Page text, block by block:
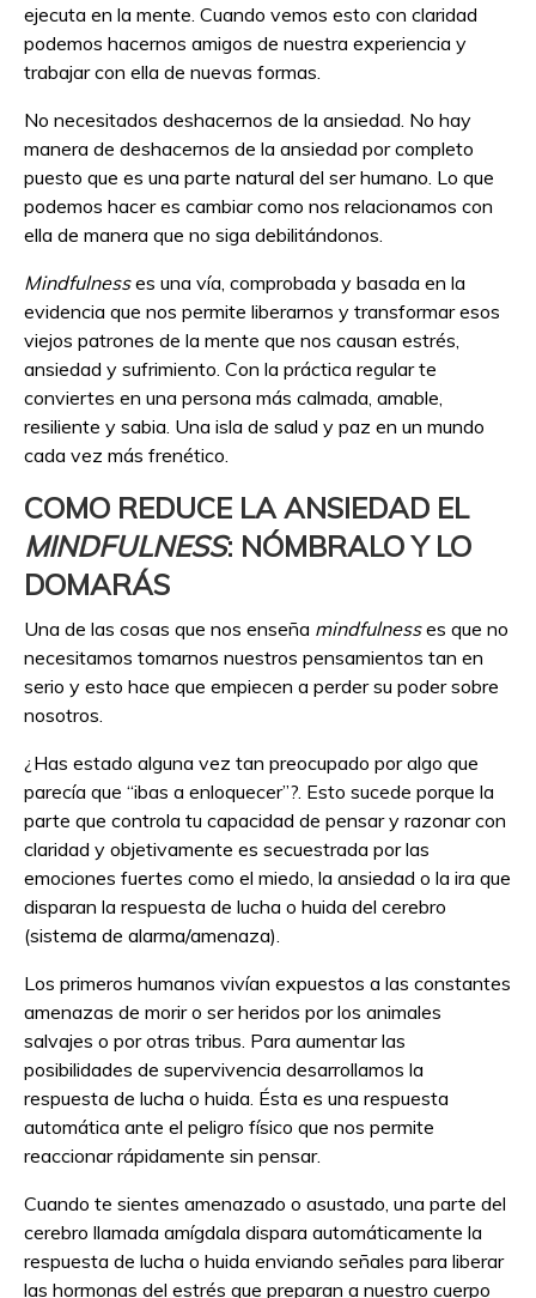
ejecuta en la mente. Cuando vemos esto con claridad
podemos hacernos amigos de nuestra experiencia y
trabajar con ella de nuevas formas.
No necesitados deshacernos de la ansiedad. No hay
manera de deshacernos de la ansiedad por completo
puesto que es una parte natural del ser humano. Lo que
podemos hacer es cambiar como nos relacionamos con
ella de manera que no siga debilitándonos.
Mindfulnesses una vía, comprobada y basada en la
evidencia que nos permite liberarnos y transformar esos
viejos patrones de la mente que nos causan estrés,
ansiedad y sufrimiento. Con la práctica regular te
conviertes en una persona más calmada, amable,
resiliente y sabia. Una isla de salud y paz en un mundo
cada vez más frenético.
COMO REDUCE LA ANSIEDAD EL
MINDFULNESS: NÓMBRALO Y LO
DOMARÁS
Una de las cosas que nos enseña mindfulnesses que no
necesitamos tomarnos nuestros pensamientos tan en
serio y esto hace que empiecen a perder su poder sobre
nosotros.
¿Has estado alguna vez tan preocupado por algo que
parecía que “ibas a enloquecer”?. Esto sucede porque la
parte que controla tu capacidad de pensar y razonar con
claridad y objetivamente es secuestrada por las
emociones fuertes como el miedo, la ansiedad o la ira que
disparan la respuesta de lucha o huida del cerebro
(sistema de alarma/amenaza).
Los primeros humanos vivían expuestos a las constantes
amenazas de morir o ser heridos por los animales
salvajes o por otras tribus. Para aumentar las
posibilidades de supervivencia desarrollamos la
respuesta de lucha o huida. Ésta es una respuesta
automática ante el peligro físico que nos permite
reaccionar rápidamente sin pensar.
Cuando te sientes amenazado o asustado, una parte del
cerebro llamada amígdala dispara automáticamente la
respuesta de lucha o huida enviando señales para liberar
las hormonas del estrés que preparan a nuestro cuerpo